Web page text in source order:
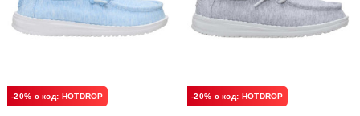
-20% с код: HOTDROP -20% с код: HOTDROP